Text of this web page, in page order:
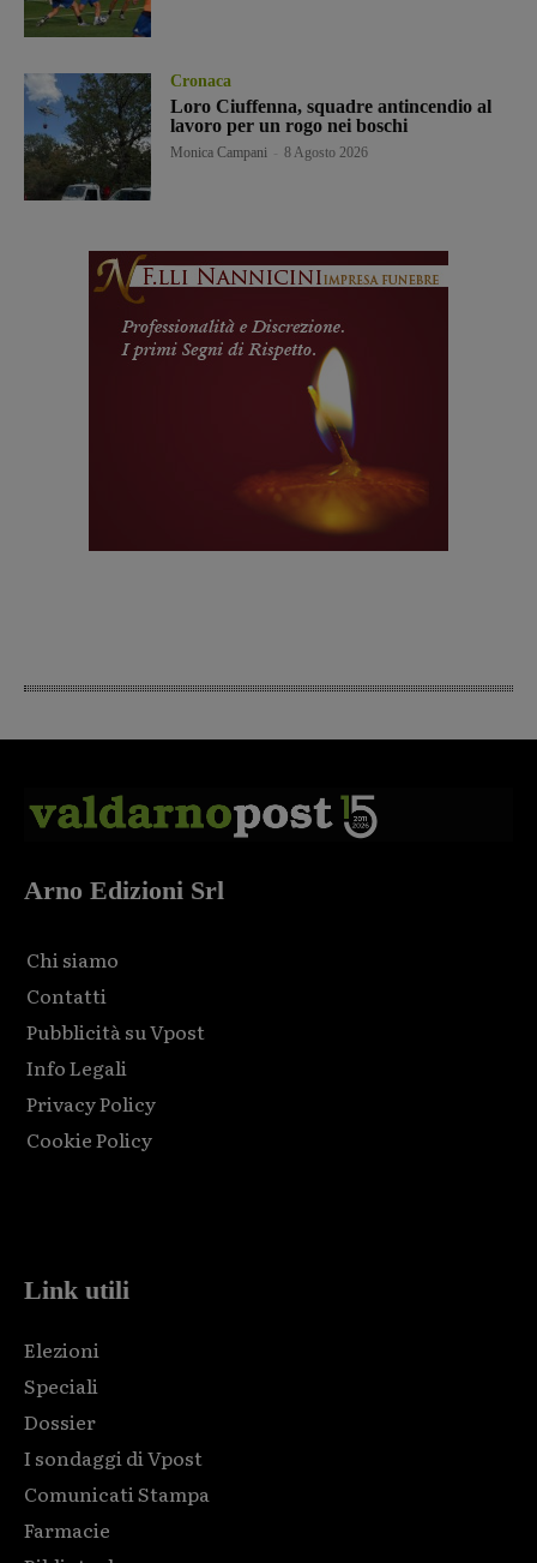
Cronaca
Loro Ciuffenna, squadre antincendio al
lavoro per un rogo nei boschi
Monica Campani 8 Agosto 2026
Arno Edizioni Srl
Chi siamo
Contatti
Pubblicità su Vpost
Info Legali
Privacy Policy
Cookie Policy
Link utili
Elezioni
Speciali
Dossier
I sondaggi di Vpost
Comunicati Stampa
Farmacie